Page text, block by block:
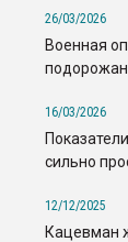
26/03/2026
Военная
16/03/2026
сильно
12/12/2025
Кацевман